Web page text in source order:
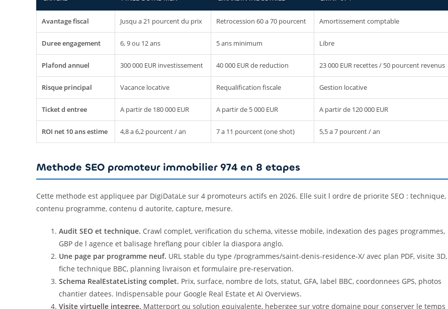
Avantage fiscal Jusqu a 21 pourcent du prix Retrocession 60 a 70 pourcent Amortissement comptable
Duree engagement 6, 9 ou 12 ans 5 ans minimum Libre
Plafond annuel 300 000 EUR investissement 40 000 EUR de reduction 23 000 EUR recettes / 50 pourcent revenus
Risque principal Vacance locative Requalification fiscale Gestion locative
Ticket d entree A partir de 180 000 EUR A partir de 5 000 EUR A partir de 120 000 EUR
ROI net 10 ans estime 4,8 a 6,2 pourcent / an 7 a 11 pourcent (one shot) 5,5 a 7 pourcent / an
Methode SEO promoteur immobilier 974 en 8 etapes
Cette methode est appliquee par DigiDataLe sur 4 promoteurs actifs en 2026. Elle suit l ordre de priorite SEO : technique,
contenu programme, contenu d autorite, capture, mesure.
Audit SEO et technique. Crawl complet, verification du schema, vitesse mobile, indexation des pages programmes,
GBP de l agence et balisage hreflang pour cibler la diaspora anglo.
Une page par programme neuf. URL stable du type /programmes/saint-denis-residence-X/ avec plan PDF, visite 3D,
fiche technique BBC, planning livraison et formulaire pre-reservation.
Schema RealEstateListing complet. Prix, surface, nombre de lots, statut, GFA, label BBC, coordonnees GPS, photos
chantier datees. Indispensable pour Google Real Estate et AI Overviews.
Visite virtuelle integree. Matterport ou solution equivalente, hebergee sur votre domaine pour conserver le temps